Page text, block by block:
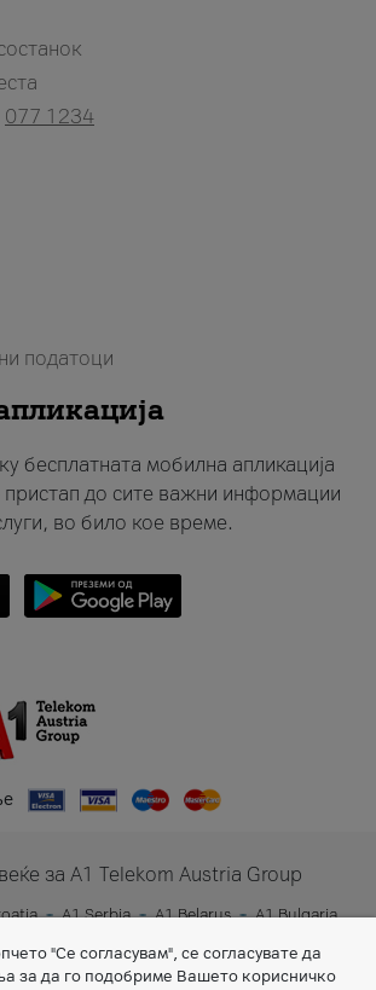
077 1234
податоци
бесплатната мобилна апликација
пристап до сите важни информации
во било кое време.
за A1 Telekom Austria Group
A1 Serbia A1 Belarus
A1 Bulgaria
A1 Slovenia
A1 Digital
"Се согласувам", се согласувате да
за да го подобриме Вашето корисничко